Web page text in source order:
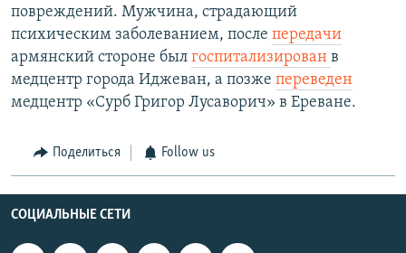
повреждений. Мужчина, страдающий
психическим заболеванием, после передачи
армянский стороне был госпитализирован в
медцентр города Иджеван, а позже переведен
медцентр «Сурб Григор Лусаворич» в Ереване.
Поделиться Follow us
СОЦИАЛЬНЫЕ СЕТИ